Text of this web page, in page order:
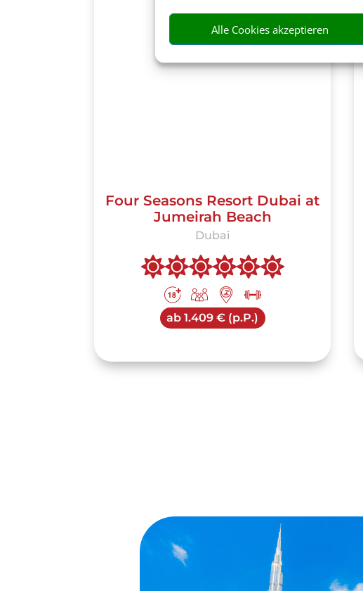
Alle Cookies akzeptieren
Four Seasons Resort Dubai at
Jumeirah Beach
Dubai
ab 1.409 € (p.P.)